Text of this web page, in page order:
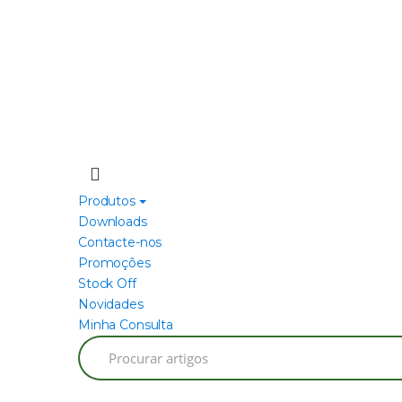
Produtos
Downloads
Contacte-nos
Promoções
Stock Off
Novidades
Minha Consulta
Search
for: